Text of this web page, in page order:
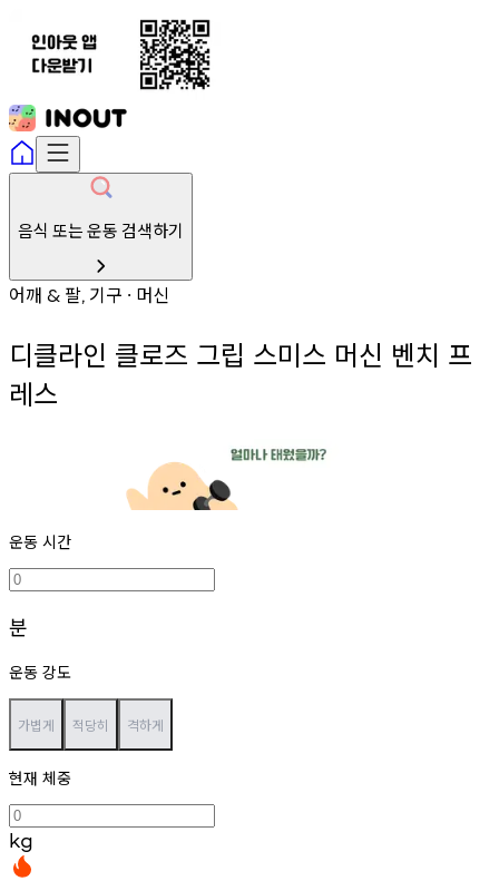
음식 또는 운동 검색하기
어깨 & 팔, 기구 ∙ 머신
디클라인 클로즈 그립 스미스 머신 벤치 프
레스
운동 시간
분
운동 강도
가볍게 적당히 격하게
현재 체중
kg